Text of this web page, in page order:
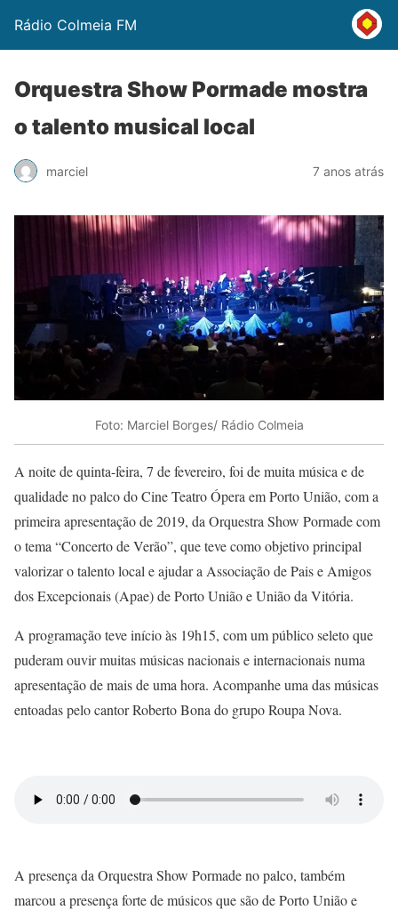
Rádio Colmeia FM
Orquestra Show Pormade mostra
o talento musical local
marciel 7 anos atrás
Foto: Marciel Borges/ Rádio Colmeia
A noite de quinta-feira, 7 de fevereiro, foi de muita música e de
qualidade no palco do Cine Teatro Ópera em Porto União, com a
primeira apresentação de 2019, da Orquestra Show Pormade com
o tema “Concerto de Verão”, que teve como objetivo principal
valorizar o talento local e ajudar a Associação de Pais e Amigos
dos Excepcionais (Apae) de Porto União e União da Vitória.
A programação teve início às 19h15, com um público seleto que
puderam ouvir muitas músicas nacionais e internacionais numa
apresentação de mais de uma hora. Acompanhe uma das músicas
entoadas pelo cantor Roberto Bona do grupo Roupa Nova.
A presença da Orquestra Show Pormade no palco, também
marcou a presença forte de músicos que são de Porto União e